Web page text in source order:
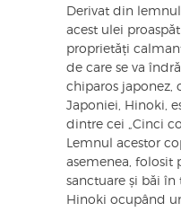
Derivat din
acest ulei
proprietăți
de care se va
chiparos japonez,
Japoniei, Hinoki,
dintre cei „Cinci
Lemnul acestor
asemenea, folosit
sanctuare și băi în
Hinoki ocupând